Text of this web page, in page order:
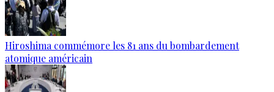
Hiroshima commémore les 81 ans du bombardement
atomique américain